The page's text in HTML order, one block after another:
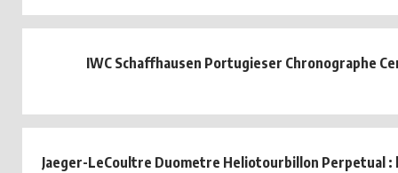
IWC Schaffhausen Portugieser Chronographe
Jaeger-LeCoultre Duometre Heliotourbillon Perpetual